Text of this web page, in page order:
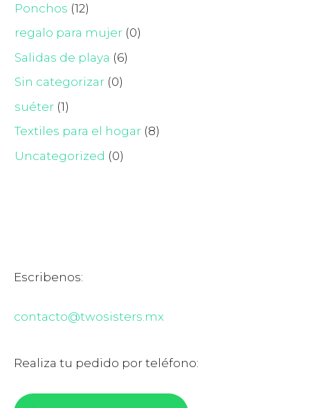
Ponchos (12)
regalo para mujer (0)
Salidas de playa (6)
Sin categorizar (0)
suéter (1)
Textiles para el hogar (8)
Uncategorized (0)
Escribenos:
contacto@twosisters.mx
Realiza tu pedido por teléfono: